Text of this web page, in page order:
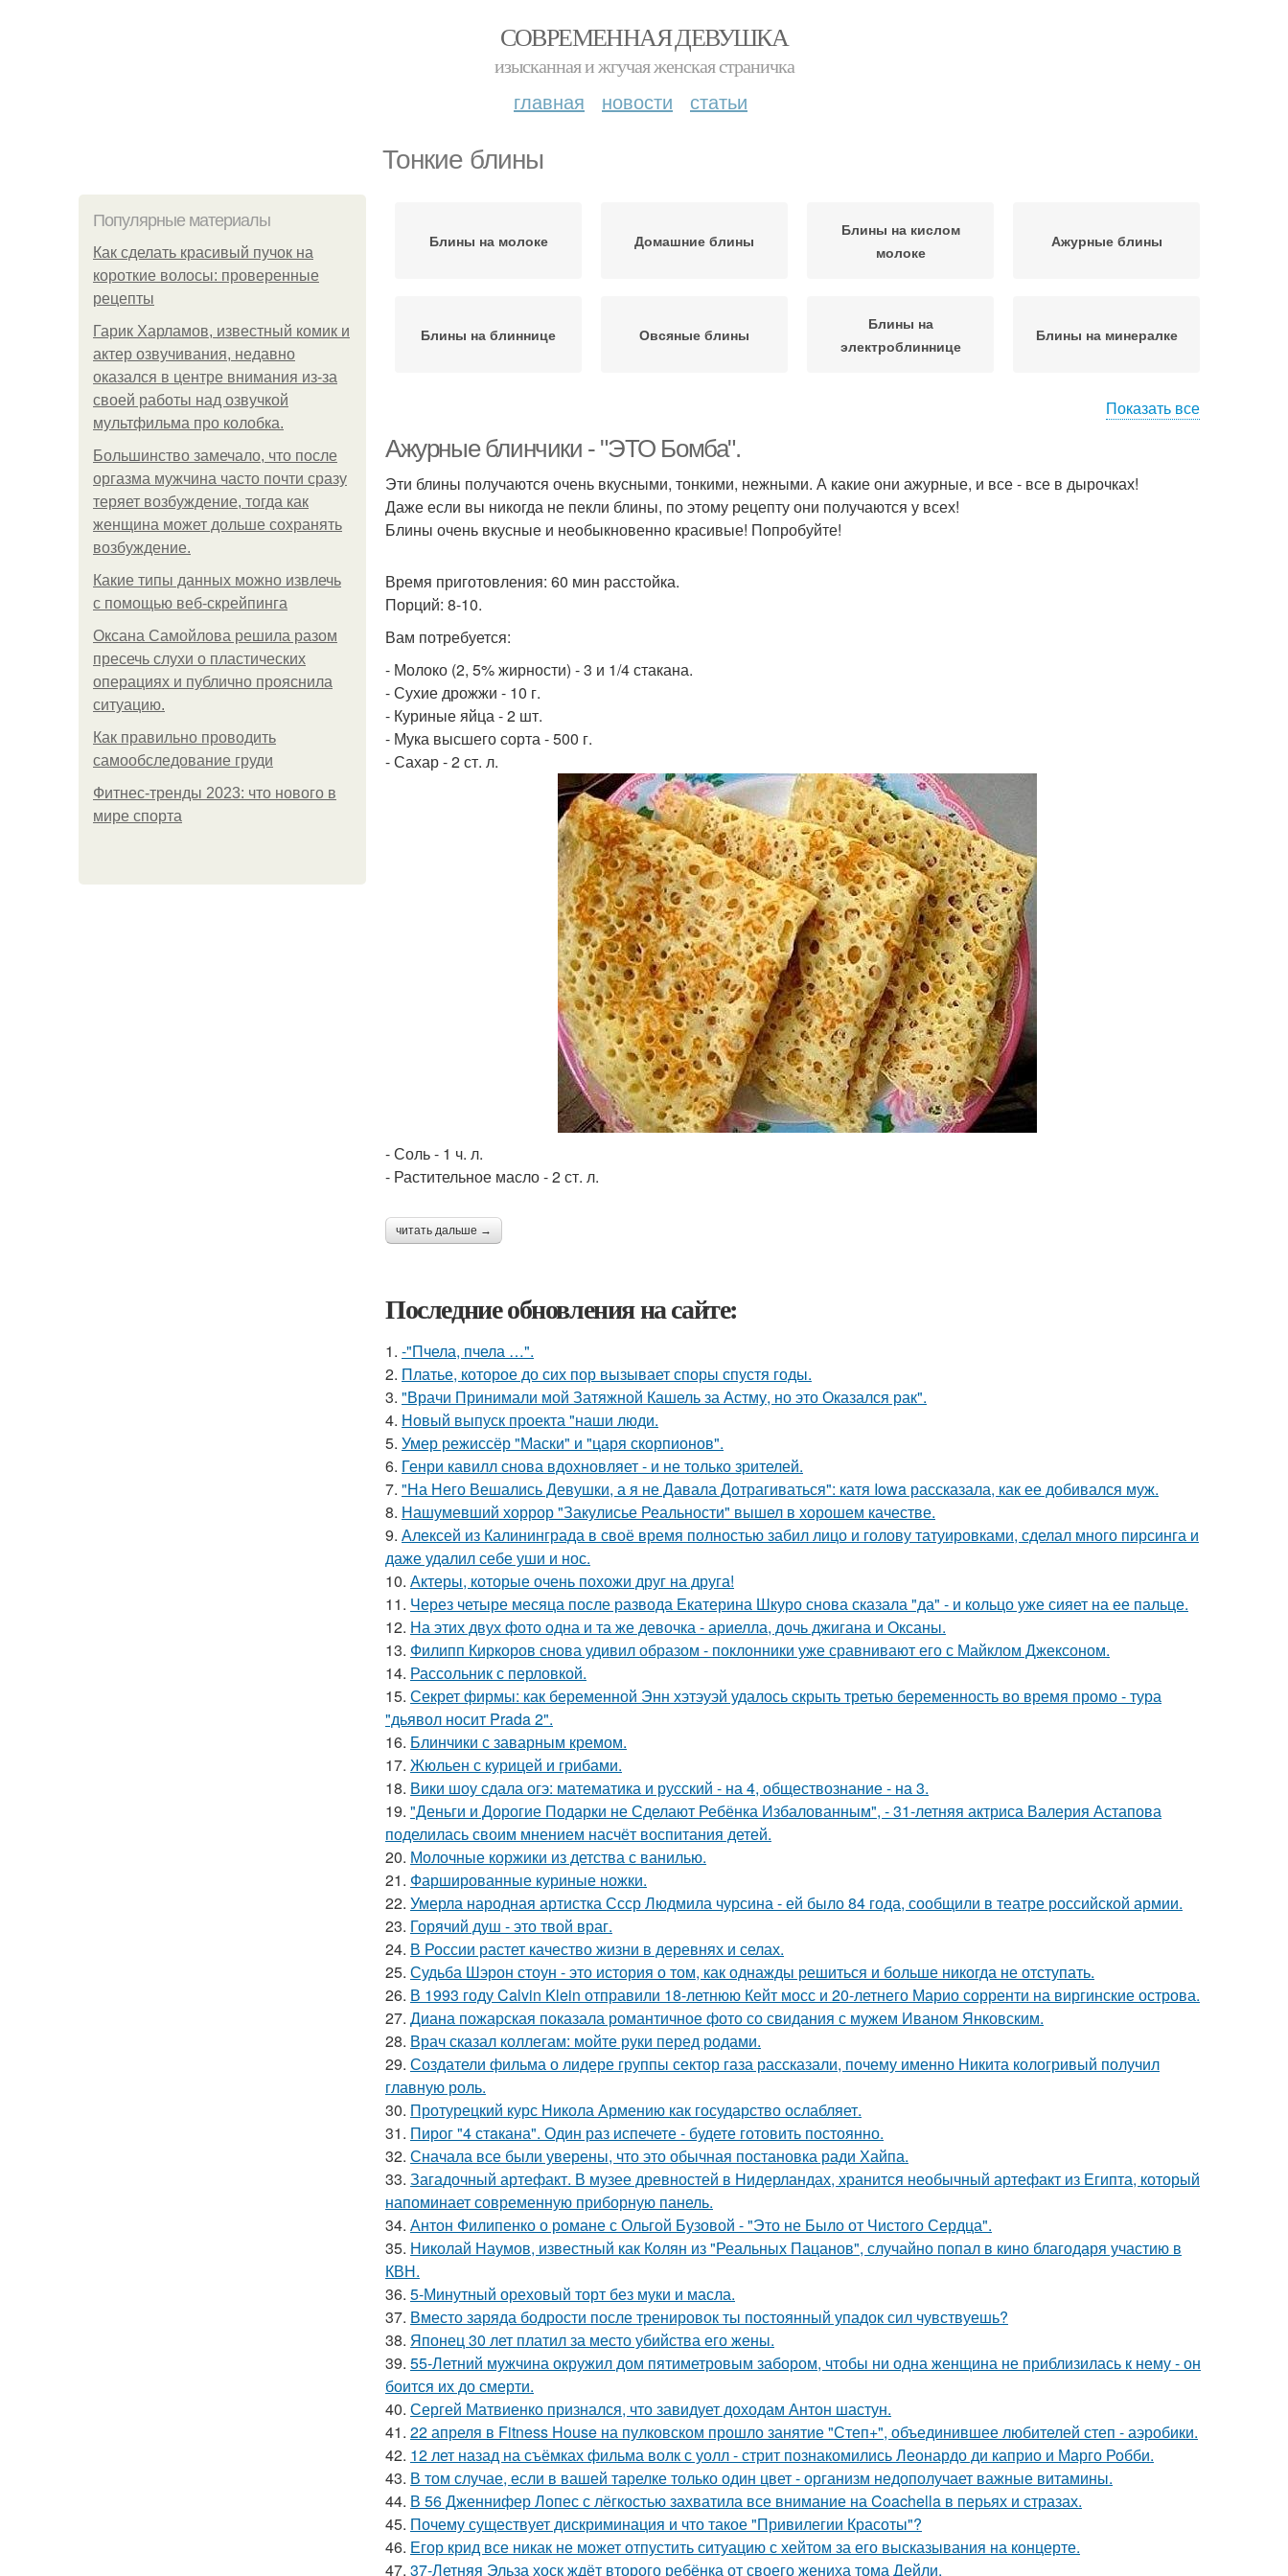
СОВРЕМЕННАЯ ДЕВУШКА
изысканная и жгучая женская страничка
главная новости статьи
Тонкие блины
Популярные материалы
Как сделать красивый пучок на
короткие волосы: проверенные
рецепты
Гарик Харламов, известный комик и
актер озвучивания, недавно
оказался в центре внимания из-за
своей работы над озвучкой
мультфильма про колобка.
Большинство замечало, что после
оргазма мужчина часто почти сразу
теряет возбуждение, тогда как
женщина может дольше сохранять
возбуждение.
Какие типы данных можно извлечь
с помощью веб-скрейпинга
Оксана Самойлова решила разом
пресечь слухи о пластических
операциях и публично прояснила
ситуацию.
Как правильно проводить
самообследование груди
Фитнес-тренды 2023: что нового в
мире спорта
Блины на молоке Домашние блины
Блины на кислом
молоке
Ажурные блины
Блины на блиннице Овсяные блины
Блины на
электроблиннице
Блины на минералке
Показать все
Ажурные блинчики - "ЭТО Бомба".
Эти блины получаются очень вкусными, тонкими, нежными. А какие они ажурные, и все - все в дырочках!
Даже если вы никогда не пекли блины, по этому рецепту они получаются у всех!
Блины очень вкусные и необыкновенно красивые! Попробуйте!
Время приготовления: 60 мин расстойка.
Порций: 8-10.
Вам потребуется:
- Молоко (2, 5% жирности) - 3 и 1/4 стакана.
- Сухие дрожжи - 10 г.
- Куриные яйца - 2 шт.
- Мука высшего сорта - 500 г.
- Сахар - 2 ст. л.
- Соль - 1 ч. л.
- Растительное масло - 2 ст. л.
читать дальше →
Последние обновления на сайте:
1. -"Пчела, пчела …".
2. Платье, которое до сих пор вызывает споры спустя годы.
3. "Врачи Принимали мой Затяжной Кашель за Астму, но это Оказался рак".
4. Новый выпуск проекта "наши люди.
5. Умер режиссёр "Маски" и "царя скорпионов".
6. Генри кавилл снова вдохновляет - и не только зрителей.
7. "На Него Вешались Девушки, а я не Давала Дотрагиваться": катя Iowa рассказала, как ее добивался муж.
8. Нашумевший хоррор "Закулисье Реальности" вышел в хорошем качестве.
9. Алексей из Калининграда в своё время полностью забил лицо и голову татуировками, сделал много пирсинга и
даже удалил себе уши и нос.
10. Актеры, которые очень похожи друг на друга!
11. Через четыре месяца после развода Екатерина Шкуро снова сказала "да" - и кольцо уже сияет на ее пальце.
12. На этих двух фото одна и та же девочка - ариелла, дочь джигана и Оксаны.
13. Филипп Киркоров снова удивил образом - поклонники уже сравнивают его с Майклом Джексоном.
14. Рассольник с перловкой.
15. Секрет фирмы: как беременной Энн хэтэуэй удалось скрыть третью беременность во время промо - тура
"дьявол носит Prada 2".
16. Блинчики с заварным кремом.
17. Жюльен с курицей и грибами.
18. Вики шоу сдала огэ: математика и русский - на 4, обществознание - на 3.
19. "Деньги и Дорогие Подарки не Сделают Ребёнка Избалованным", - 31-летняя актриса Валерия Астапова
поделилась своим мнением насчёт воспитания детей.
20. Молочные коржики из детства с ванилью.
21. Фаршированные куриные ножки.
22. Умерла народная артистка Ссср Людмила чурсина - ей было 84 года, сообщили в театре российской армии.
23. Горячий душ - это твой враг.
24. В России растет качество жизни в деревнях и селах.
25. Судьба Шэрон стоун - это история о том, как однажды решиться и больше никогда не отступать.
26. В 1993 году Calvin Klein отправили 18-летнюю Кейт мосс и 20-летнего Марио сорренти на виргинские острова.
27. Диана пожарская показала романтичное фото со свидания с мужем Иваном Янковским.
28. Врач сказал коллегам: мойте руки перед родами.
29. Создатели фильма о лидере группы сектор газа рассказали, почему именно Никита кологривый получил
главную роль.
30. Протурецкий курс Никола Армению как государство ослабляет.
31. Пирог "4 стaкана". Один раз испечете - будете готовить постоянно.
32. Сначала все были уверены, что это обычная постановка ради Хайпа.
33. Загадочный артефакт. В музее древностей в Нидерландах, хранится необычный артефакт из Египта, который
напоминает современную приборную панель.
34. Антон Филипенко о романе с Ольгой Бузовой - "Это не Было от Чистого Сердца".
35. Николай Наумов, известный как Колян из "Реальных Пацанов", случайно попал в кино благодаря участию в
КВН.
36. 5-Минутный ореховый торт без муки и масла.
37. Вместо заряда бодрости после тренировок ты постоянный упадок сил чувствуешь?
38. Японец 30 лет платил за место убийства его жены.
39. 55-Летний мужчина окружил дом пятиметровым забором, чтобы ни одна женщина не приблизилась к нему - он
боится их до смерти.
40. Сергей Матвиенко признался, что завидует доходам Антон шастун.
41. 22 апреля в Fitness House на пулковском прошло занятие "Степ+", объединившее любителей степ - аэробики.
42. 12 лет назад на съёмках фильма волк с уолл - стрит познакомились Леонардо ди каприо и Марго Робби.
43. В том случае, если в вашей тарелке только один цвет - организм недополучает важные витамины.
44. В 56 Дженнифер Лопес с лёгкостью захватила все внимание на Coachella в перьях и стразах.
45. Почему существует дискриминация и что такое "Привилегии Красоты"?
46. Егор крид все никак не может отпустить ситуацию с хейтом за его высказывания на концерте.
47. 37-Летняя Эльза хоск ждёт второго ребёнка от своего жениха тома Дейли.